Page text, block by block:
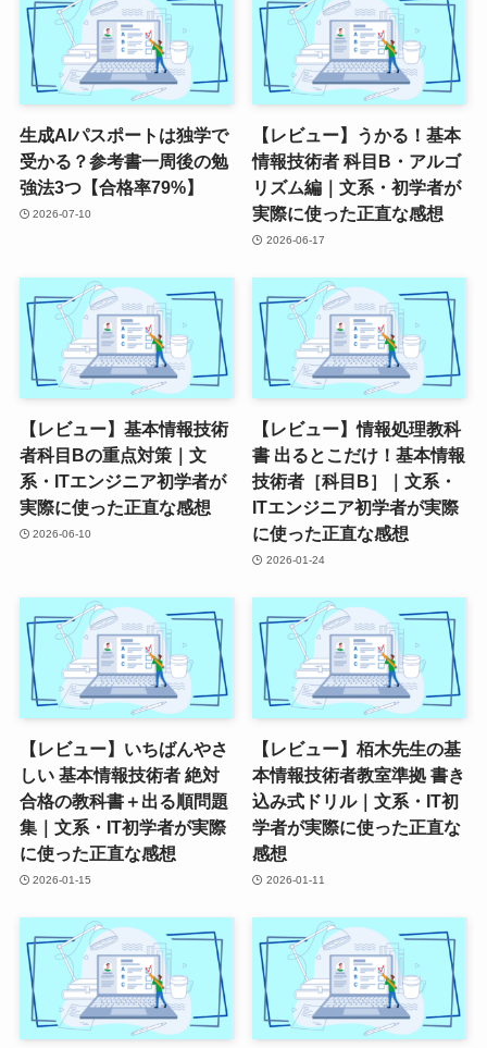
生成AIパスポートは独学で
受かる？参考書一周後の勉
強法3つ【合格率79%】
2026-07-10
【レビュー】うかる！基本
情報技術者 科目B・アルゴ
リズム編｜文系・初学者が
実際に使った正直な感想
2026-06-17
【レビュー】基本情報技術
者科目Bの重点対策｜文
系・ITエンジニア初学者が
実際に使った正直な感想
2026-06-10
【レビュー】情報処理教科
書 出るとこだけ！基本情報
技術者［科目B］｜文系・
ITエンジニア初学者が実際
に使った正直な感想
2026-01-24
【レビュー】いちばんやさ
しい 基本情報技術者 絶対
合格の教科書＋出る順問題
集｜文系・IT初学者が実際
に使った正直な感想
2026-01-15
【レビュー】栢木先生の基
本情報技術者教室準拠 書き
込み式ドリル｜文系・IT初
学者が実際に使った正直な
感想
2026-01-11